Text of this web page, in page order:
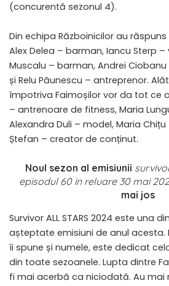
(concurentă sezonul 4).
Din echipa Războinicilor au
Alex Delea – barman, Iancu Sterp –
Muscalu – barman, Andrei
și Relu Păunescu – antreprenor.
împotriva Faimoșilor vor da tot ce
– antrenoare de fitness, Maria
Alexandra Duli – model, Maria
Ștefan – creator de conținut.
Noul sezon al emisiunii
episodul 60 in reluare 30 mai
mai jos
Survivor ALL STARS 2024 este una
așteptate emisiuni de anul acesta.
îi spune și numele, este dedicat
din toate sezoanele. Lupta dintre
fi mai acerbă ca niciodată. Au